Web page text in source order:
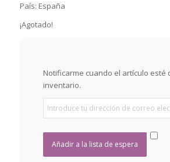
País: España
¡Agotado!
Notificarme cuando el artículo esté
inventario.